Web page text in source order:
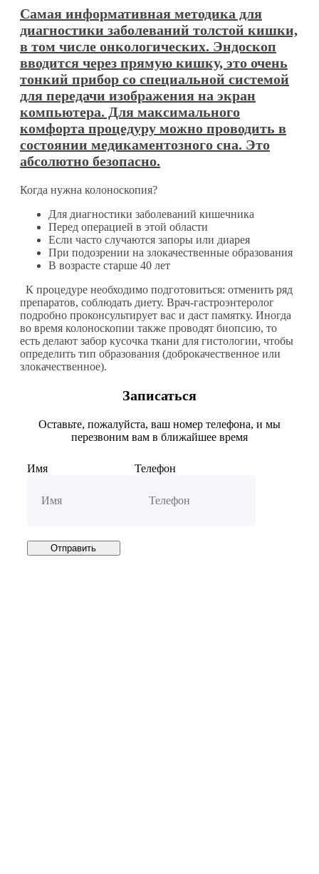
Самая информативная методика для
диагностики заболеваний толстой кишки,
в том числе онкологических. Эндоскоп
вводится через прямую кишку, это очень
тонкий прибор со специальной системой
для передачи изображения на экран
компьютера. Для максимального
комфорта процедуру можно проводить в
состоянии медикаментозного сна. Это
абсолютно безопасно.
Когда нужна колоноскопия?
Для диагностики заболеваний кишечника
Перед операцией в этой области
Если часто случаются запоры или диарея
При подозрении на злокачественные образования
В возрасте старше 40 лет
К процедуре необходимо подготовиться: отменить ряд
препаратов, соблюдать диету. Врач-гастроэнтеролог
подробно проконсультирует вас и даст памятку. Иногда
во время колоноскопии также проводят биопсию, то
есть делают забор кусочка ткани для гистологии, чтобы
определить тип образования (доброкачественное или
злокачественное).
Записаться
Оставьте, пожалуйста, ваш номер телефона, и мы
перезвоним вам в ближайшее время
Имя Телефон
Отправить